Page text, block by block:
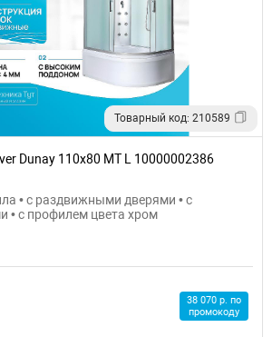
Товарный код: 210589
Dunay 110x80 MT L 10000002386
• с раздвижными дверями • с
• с профилем цвета хром
38 070 р. по
промокоду